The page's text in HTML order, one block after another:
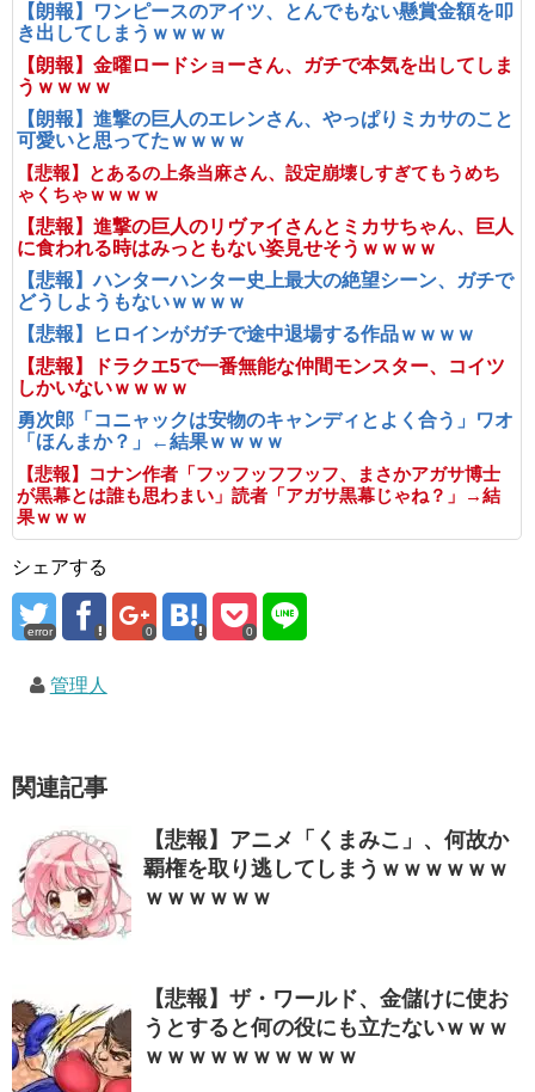
【朗報】ワンピースのアイツ、とんでもない懸賞金額を叩
き出してしまうｗｗｗｗ
【朗報】金曜ロードショーさん、ガチで本気を出してしま
うｗｗｗｗ
【朗報】進撃の巨人のエレンさん、やっぱりミカサのこと
可愛いと思ってたｗｗｗｗ
【悲報】とあるの上条当麻さん、設定崩壊しすぎてもうめち
ゃくちゃｗｗｗｗ
【悲報】進撃の巨人のリヴァイさんとミカサちゃん、巨人
に食われる時はみっともない姿見せそうｗｗｗｗ
【悲報】ハンターハンター史上最大の絶望シーン、ガチで
どうしようもないｗｗｗｗ
【悲報】ヒロインがガチで途中退場する作品ｗｗｗｗ
【悲報】ドラクエ5で一番無能な仲間モンスター、コイツ
しかいないｗｗｗｗ
勇次郎「コニャックは安物のキャンディとよく合う」ワオ
「ほんまか？」←結果ｗｗｗｗ
【悲報】コナン作者「フッフッフフッフ、まさかアガサ博士
が黒幕とは誰も思わまい」読者「アガサ黒幕じゃね？」→結
果ｗｗｗ
シェアする
error 0 0
管理人
関連記事
【悲報】アニメ「くまみこ」、何故か
覇権を取り逃してしまうｗｗｗｗｗｗ
ｗｗｗｗｗｗ
【悲報】ザ・ワールド、金儲けに使お
うとすると何の役にも立たないｗｗｗ
ｗｗｗｗｗｗｗｗｗｗ